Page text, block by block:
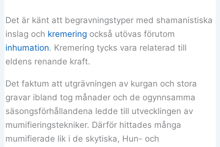
Det är känt att begravningstyper med shamanistiska
inslag och kremering också utövas förutom
inhumation. Kremering tycks vara relaterad till
eldens renande kraft.
Det faktum att utgrävningen av kurgan och stora
gravar ibland tog månader och de ogynnsamma
säsongsförhållandena ledde till utvecklingen av
mumifieringstekniker. Därför hittades många
mumifierade lik i de skytiska, Hun- och